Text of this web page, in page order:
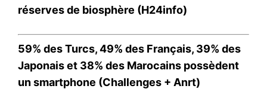
réserves de biosphère (H24info)
59% des Turcs, 49% des Français, 39% des
Japonais et 38% des Marocains possèdent
un smartphone (Challenges + Anrt)